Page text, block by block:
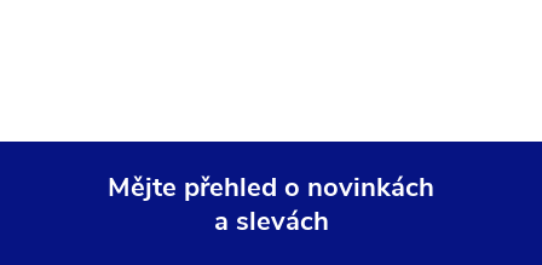
Mějte přehled o novinkách
a slevách